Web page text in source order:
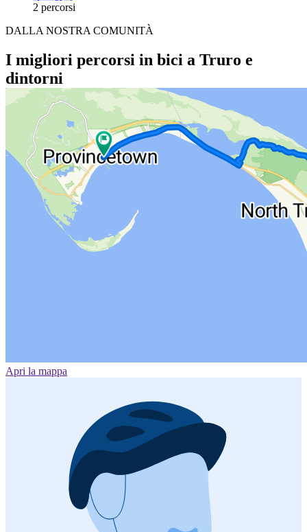
2 percorsi
DALLA NOSTRA COMUNITÀ
I migliori percorsi in bici a Truro e
dintorni
Apri la mappa